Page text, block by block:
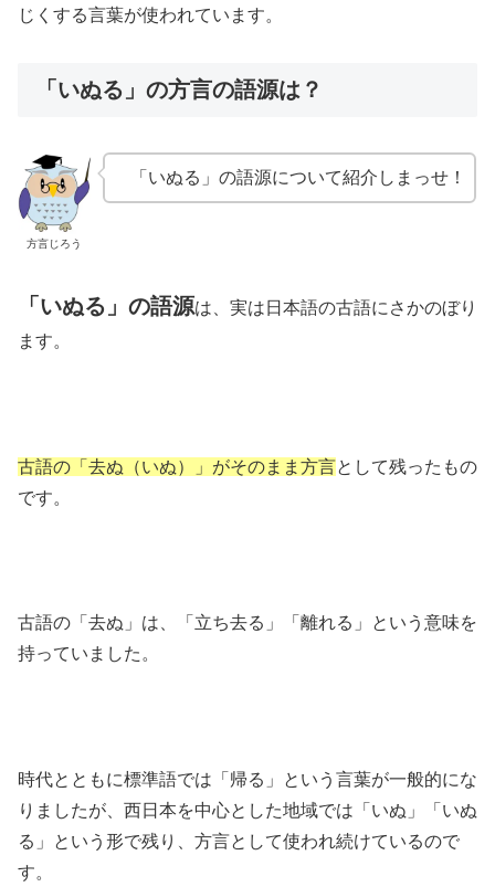
じくする言葉が使われています。
「いぬる」の方言の語源は？
方言じろう
「いぬる」の語源について紹介しまっせ！
「いぬる」の語源は、実は日本語の古語にさかのぼり
ます。
古語の「去ぬ（いぬ）」がそのまま方言として残ったもの
です。
古語の「去ぬ」は、「立ち去る」「離れる」という意味を
持っていました。
時代とともに標準語では「帰る」という言葉が一般的にな
りましたが、西日本を中心とした地域では「いぬ」「いぬ
る」という形で残り、方言として使われ続けているので
す。